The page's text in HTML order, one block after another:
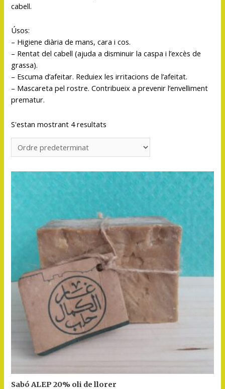
cabell.
Úsos:
– Higiene diària de mans, cara i cos.
– Rentat del cabell (ajuda a disminuir la caspa i l’excès de
grassa).
– Escuma d’afeitar. Reduiex les irritacions de l’afeitat.
– Mascareta pel rostre. Contribueix a prevenir l’envelliment
prematur.
S'estan mostrant 4 resultats
Sabó ALEP 20% oli de llorer